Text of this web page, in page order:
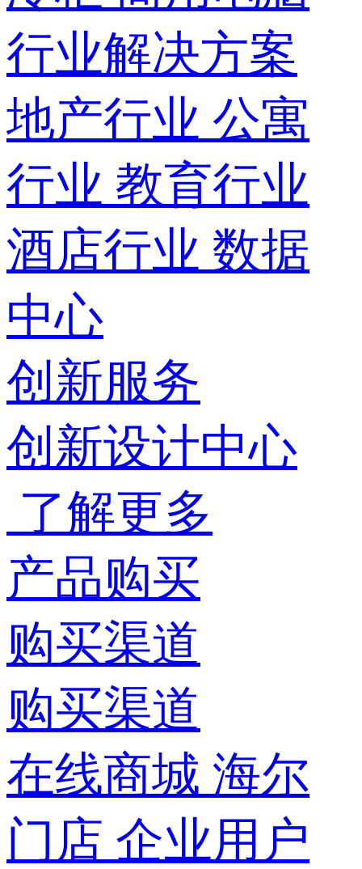
行业解决方案
地产行业 公寓
行业 教育行业
酒店行业 数据
中心
创新服务
创新设计中心
了解更多
产品购买
购买渠道
购买渠道
在线商城 海尔
门店 企业用户